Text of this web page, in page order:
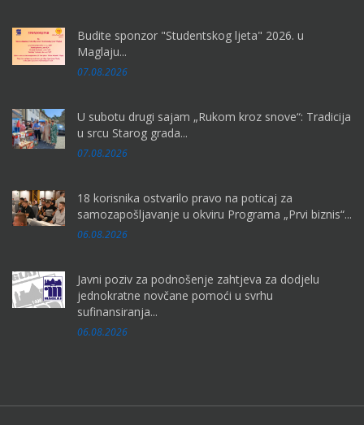
Budite sponzor "Studentskog ljeta" 2026. u
Maglaju...
07.08.2026
U subotu drugi sajam „Rukom kroz snove“: Tradicija
u srcu Starog grada...
07.08.2026
18 korisnika ostvarilo pravo na poticaj za
samozapošljavanje u okviru Programa „Prvi biznis“...
06.08.2026
Javni poziv za podnošenje zahtjeva za dodjelu
jednokratne novčane pomoći u svrhu
sufinansiranja...
06.08.2026